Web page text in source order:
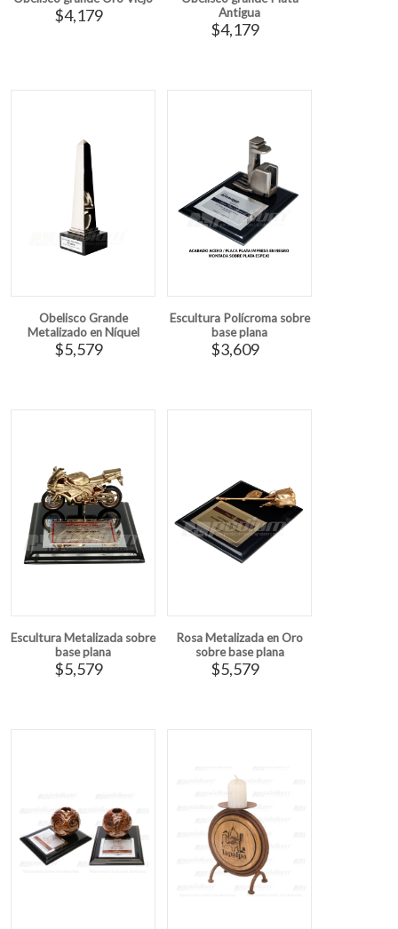
$4,179
Antigua
$4,179
Obelisco Grande
Metalizado en Níquel
$5,579
Escultura Polícroma sobre
base plana
$3,609
Escultura Metalizada sobre
base plana
$5,579
Rosa Metalizada en Oro
sobre base plana
$5,579